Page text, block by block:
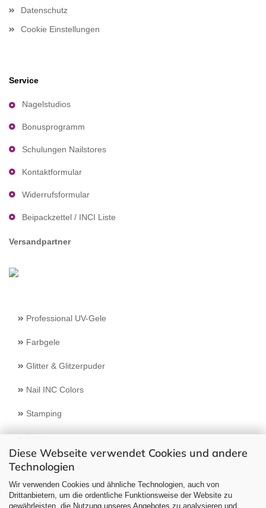
Diese Webseite verwendet Cookies und andere
Technologien
Wir verwenden Cookies und ähnliche Technologien, auch von
Drittanbietern, um die ordentliche Funktionsweise der Website zu
gewährleisten, die Nutzung unseres Angebotes zu analysieren und
Datenschutz
Cookie Einstellungen
Service
Nagelstudios
Bonusprogramm
Schulungen Nailstores
Kontaktformular
Widerrufsformular
Beipackzettel / INCI Liste
Versandpartner
Professional UV-Gele
Farbgele
Glitter & Glitzerpuder
Nail INC Colors
Stamping
Feilen
Select Language